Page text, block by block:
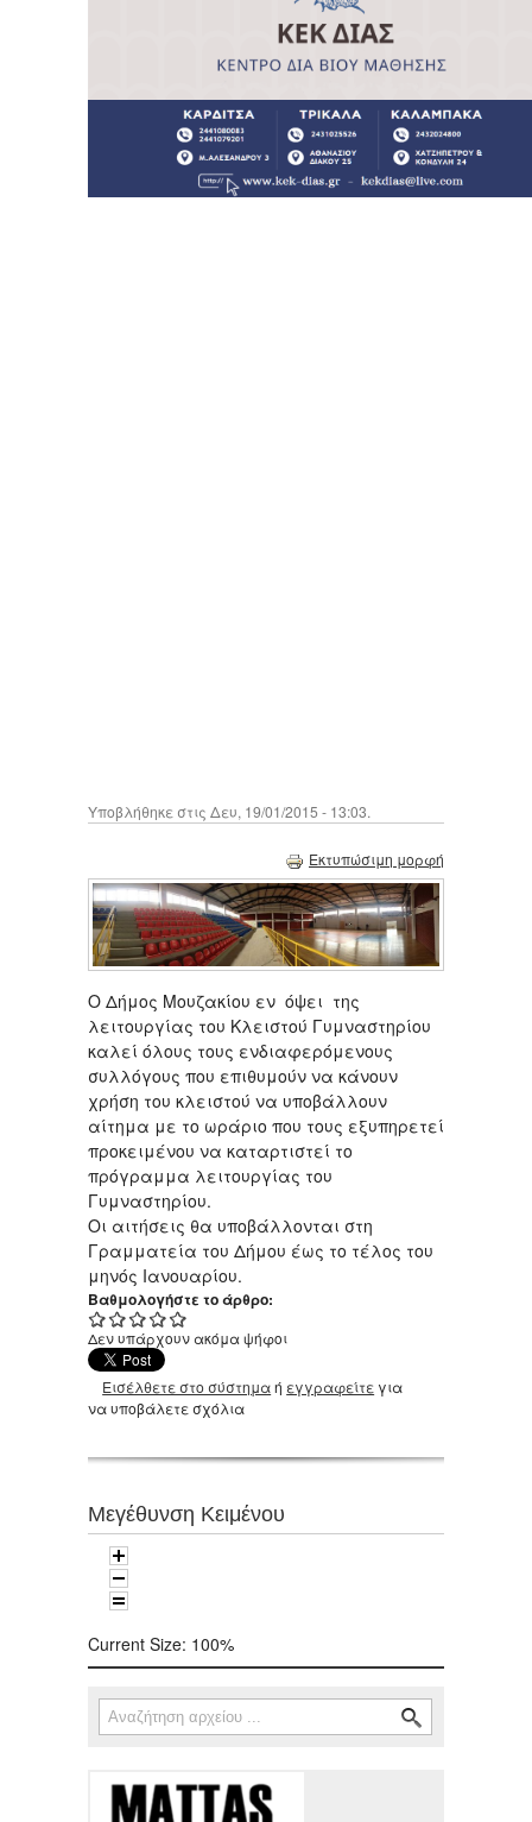
Υποβλήθηκε στις Δευ, 19/01/2015 - 13:03.
Εκτυπώσιμη μορφή
O Δήμος Μουζακίου εν όψει της
λειτουργίας του Κλειστού Γυμναστηρίου
καλεί όλους τους ενδιαφερόμενους
συλλόγους που επιθυμούν να κάνουν
χρήση του κλειστού να υποβάλλουν
αίτημα με το ωράριο που τους εξυπηρετεί
προκειμένου να καταρτιστεί το
πρόγραμμα λειτουργίας του
Γυμναστηρίου.
Οι αιτήσεις θα υποβάλλονται στη
Γραμματεία του Δήμου έως το τέλος του
μηνός Ιανουαρίου.
Βαθμολογήστε το άρθρο:
Δεν υπάρχουν ακόμα ψήφοι
Εισέλθετε στο σύστημαή εγγραφείτε για
να υποβάλετε σχόλια
Μεγέθυνση Κειμένου
Current Size: 100%
Φόρμα αναζήτησης
Αναζήτηση